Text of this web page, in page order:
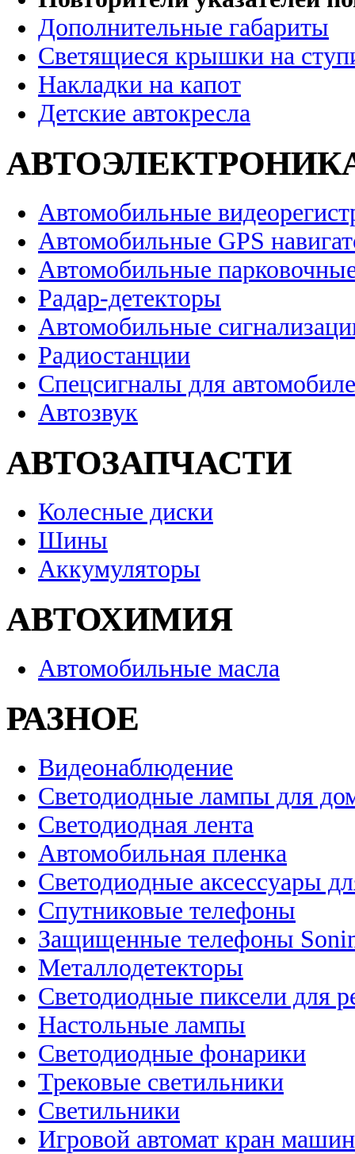
Дополнительные габариты
Светящиеся крышки на
Накладки на капот
Детские автокресла
Автомобильные
Автомобильные GPS
Автомобильные
Радар-детекторы
Автомобильные
Радиостанции
Спецсигналы для
Автозвук
АВТОЗАПЧАСТИ
Колесные диски
Шины
Аккумуляторы
АВТОХИМИЯ
Автомобильные масла
РАЗНОЕ
Видеонаблюдение
Светодиодные лампы для
Светодиодная лента
Автомобильная пленка
Светодиодные аксессуары
Спутниковые телефоны
Защищенные телефоны
Металлодетекторы
Светодиодные пиксели для
Настольные лампы
Светодиодные фонарики
Трековые светильники
Светильники
Игровой автомат кран